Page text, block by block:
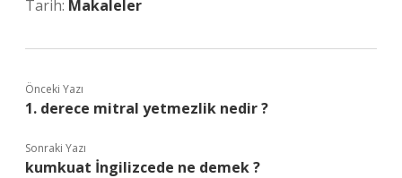
Tarih: Makaleler
Önceki Yazı
1. derece mitral yetmezlik nedir ?
Sonraki Yazı
kumkuat İngilizcede ne demek ?